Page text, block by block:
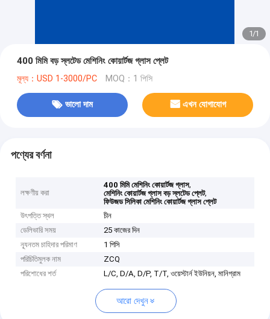
1/1
400 মিমি বড় স্লটেড মেশিনিং কোয়ার্টজ গ্লাস প্লেট
মূল্য：USD 1-3000/PC MOQ：1 পিসি
ভালো দাম এখন যোগাযোগ
পণ্যের বর্ণনা
লক্ষণীয় করা
400 মিমি মেশিনিং কোয়ার্টজ গ্লাস,
মেশিনিং কোয়ার্টজ গ্লাস বড় স্লটেড প্লেট,
ফিউজড সিলিকা মেশিনিং কোয়ার্টজ গ্লাস প্লেট
উৎপত্তি স্থল
চীন
ডেলিভারি সময়
25 কাজের দিন
ন্যূনতম চাহিদার পরিমাণ
1 পিসি
পরিচিতিমুলক নাম
ZCQ
পরিশোধের শর্ত
L/C, D/A, D/P, T/T, ওয়েস্টার্ন ইউনিয়ন, মানিগ্রাম
আরো দেখুন